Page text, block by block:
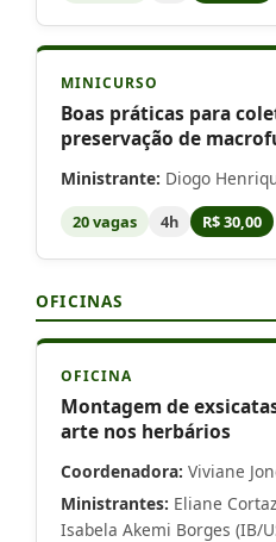
MINICURSO
Boas práticas para
preservação de
Ministrante: Diogo
20 vagas 4h R$ 30,00
OFICINAS
OFICINA
Montagem de
arte nos herbários
Coordenadora: Viviane
Ministrantes: Eliane
Isabela Akemi Borges (IB/